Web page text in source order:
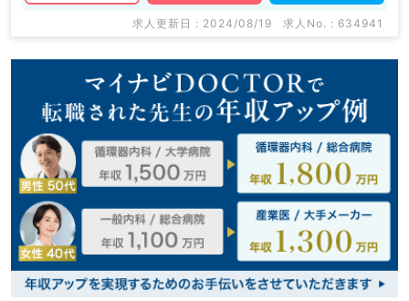
求人更新日 : 2024/08/19 求人No. : 634941